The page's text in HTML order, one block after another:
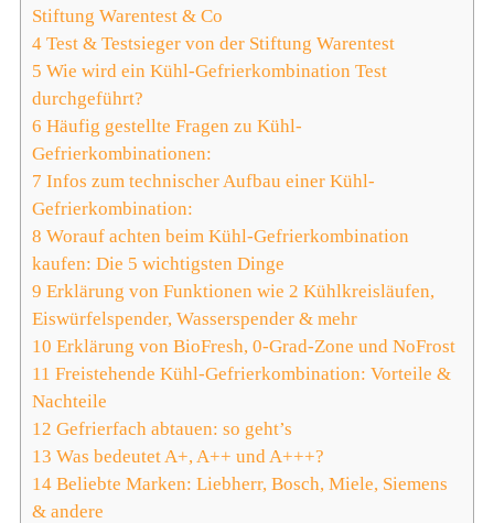
Stiftung Warentest & Co
4Test & Testsieger von der Stiftung Warentest
5 Wie wird ein Kühl-Gefrierkombination Test
durchgeführt?
6 Häufig gestellte Fragen zu Kühl-
Gefrierkombinationen:
7 Infos zum technischer Aufbau einer Kühl-
Gefrierkombination:
8 Worauf achten beim Kühl-Gefrierkombination
kaufen: Die 5 wichtigsten Dinge
9 Erklärung von Funktionen wie 2 Kühlkreisläufen,
Eiswürfelspender, Wasserspender & mehr
10 Erklärung von BioFresh, 0-Grad-Zone und NoFrost
11 Freistehende Kühl-Gefrierkombination: Vorteile &
Nachteile
12 Gefrierfach abtauen: so geht’s
13 Was bedeutet A+, A++ und A+++?
14Beliebte Marken: Liebherr, Bosch, Miele, Siemens
& andere